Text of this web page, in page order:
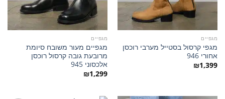
מגפיים
מגפי קרסול בסטייל מערבי רוכסן
אחורי 946
₪1,399
מגפיים
מגפיים מעור משובח סיומת
מרובעת גובה קרסול רוכסן
אלכסוני 945
₪1,299